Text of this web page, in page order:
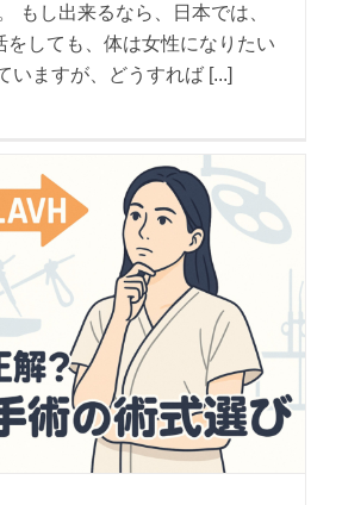
もし出来るなら、日本では、
をしても、体は女性になりたい
いますが、どうすれば [...]